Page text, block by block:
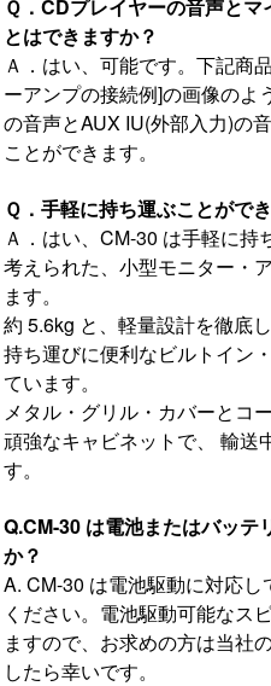
Ｑ．CDプレイヤーの音声と
とはできますか？
Ａ．はい、可能です。下記商
ーアンプの接続例]の画像のよ
の音声とAUX IU(外部入力)の
ことができます。
Ｑ．手軽に持ち運ぶことがで
Ａ．はい、CM-30 は手軽に
考えられた、小型モニター・
ます。
約 5.6kg と、軽量設計を徹底し
持ち運びに便利なビルトイン
ています。
メタル・グリル・カバーとコ
頑強なキャビネットで、 輸送
す。
Q.CM-30 は電池またはバッテ
か？
A. CM-30 は電池駆動に対応
ください。電池駆動可能なス
ますので、お求めの方は当社
したら幸いです。